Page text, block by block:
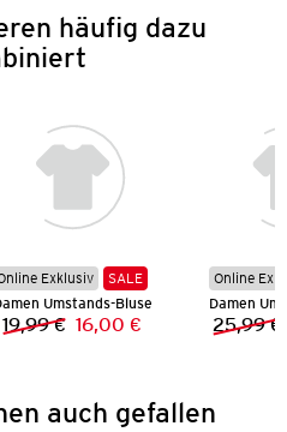
häufig dazu
Exklusiv
SALE
Umstands-Bluse
Vorheriger Preis:
19,99 € Neuer Preis:
16,00 €
Online
Damen
25,99 €
auch gefallen